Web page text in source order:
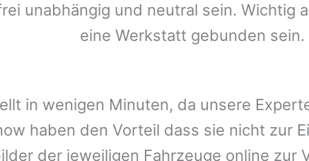
unabhängig und neutral sein. Wichtig
eine Werkstatt gebunden sein.
in wenigen Minuten, da unsere
haben den Vorteil dass sie nicht zur
der jeweiligen Fahrzeuge online zur